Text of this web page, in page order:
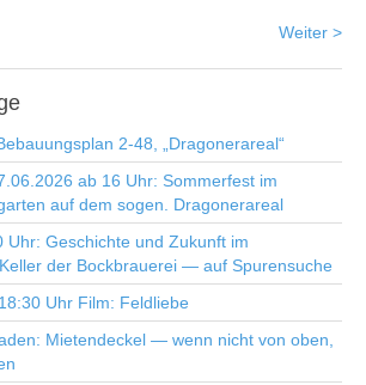
Weiter >
2-48, „Dragonerareal“
ab 16 Uhr: Sommerfest im
auf dem sogen. Dragonerareal
Uhr: Geschichte und Zukunft im
der Bockbrauerei — auf Spurensuche
Uhr Film: Feldliebe
Mietendeckel — wenn nicht von oben,